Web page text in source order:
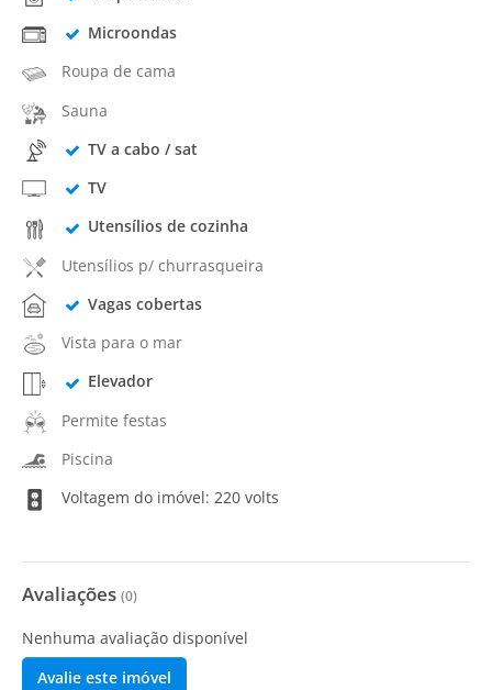
Microondas
Roupa de cama
Sauna
TV a cabo / sat
TV
Utensílios de cozinha
Utensílios p/ churrasqueira
Vagas cobertas
Vista para o mar
Elevador
Permite festas
Piscina
Voltagem do imóvel: 220 volts
Avaliações (0)
Nenhuma avaliação disponível
Avalie este imóvel